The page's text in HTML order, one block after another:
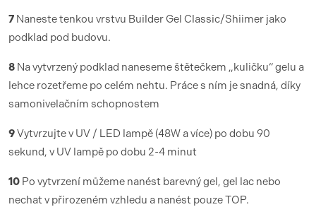
7 Naneste tenkou vrstvu Builder Gel Classic/Shiimer jako
podklad pod budovu.
8 Na vytvrzený podklad naneseme štětečkem „kuličku“ gelu a
lehce rozetřeme po celém nehtu. Práce s ním je snadná, díky
samonivelačním schopnostem
9Vytvrzujte v UV / LED lampě (48W a více) po dobu 90
sekund, v UV lampě po dobu 2-4 minut
10 Po vytvrzení můžeme nanést barevný gel, gel lac nebo
nechat v přirozeném vzhledu a nanést pouze TOP.